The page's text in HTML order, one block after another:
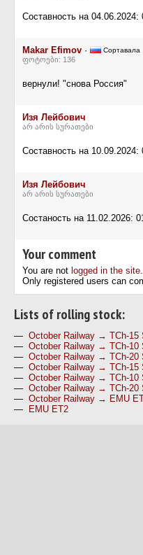
Составность на 04.06.2024:
Makar Efimov · Сортавала
ფოტოები: 136
вернули! "снова Россия"
Изя Лейбович
არ არის სურათები
Составность на 10.09.2024:
Изя Лейбович
არ არის სურათები
Состаность на 11.02.2026:
Your comment
You are not logged in the site.
Only registered users can
Lists of rolling stock:
— October Railway → TCh-
— October Railway → TCh-10
— October Railway → TCh-
— October Railway → TCh-15
— October Railway → TCh-10
— October Railway → TCh-20
— October Railway → EMU
—
EMU ET2